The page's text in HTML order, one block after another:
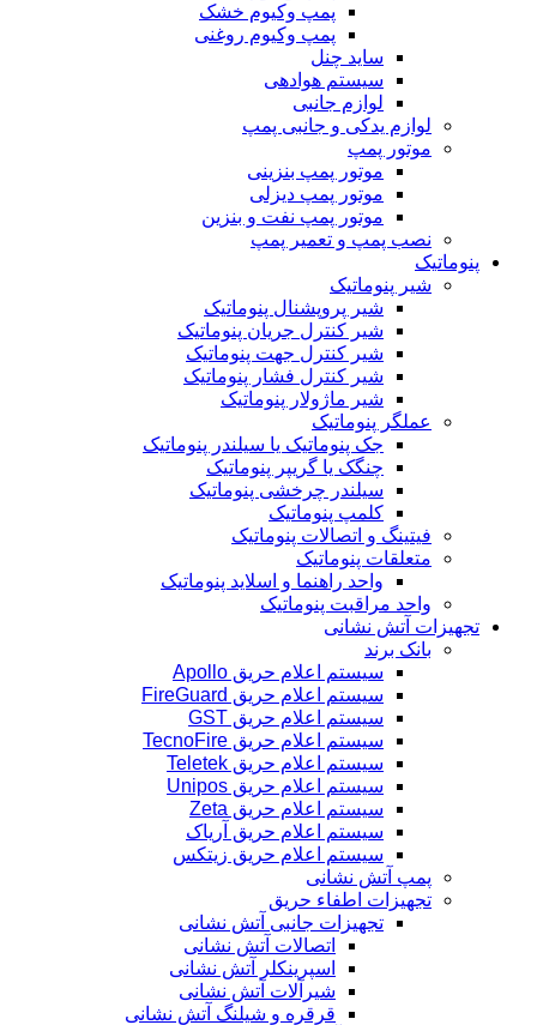
پمپ وکیوم خشک
پمپ وکیوم روغنی
ساید چنل
سیستم هوادهی
لوازم جانبی
لوازم یدکی و جانبی پمپ
موتور پمپ
موتور پمپ بنزینی
موتور پمپ دیزلی
موتور پمپ نفت و بنزین
نصب پمپ و تعمیر پمپ
پنوماتیک
شیر پنوماتیک
شیر پروپشنال پنوماتیک
شیر کنترل جریان پنوماتیک
شیر کنترل جهت پنوماتیک
شیر کنترل فشار پنوماتیک
شیر ماژولار پنوماتیک
عملگر پنوماتیک
جک پنوماتیک یا سیلندر پنوماتیک
چنگک یا گریپر پنوماتیک
سیلندر چرخشی پنوماتیک
کلمپ پنوماتیک
فیتینگ و اتصالات پنوماتیک
متعلقات پنوماتیک
واحد راهنما و اسلاید پنوماتیک
واحد مراقبت پنوماتیک
تجهیزات آتش نشانی
بانک برند
سیستم اعلام حریق Apollo
سیستم اعلام حریق FireGuard
سیستم اعلام حریق GST
سیستم اعلام حریق TecnoFire
سیستم اعلام حریق Teletek
سیستم اعلام حریق Unipos
سیستم اعلام حریق Zeta
سیستم اعلام حریق آریاک
سیستم اعلام حریق زیتکس
پمپ آتش نشانی
تجهیزات اطفاء حریق
تجهیزات جانبی آتش نشانی
اتصالات آتش نشانی
اسپرینکلر آتش نشانی
شیرآلات آتش نشانی
قرقره و شیلنگ آتش نشانی